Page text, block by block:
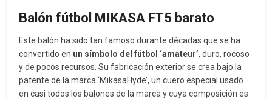
Balón fútbol MIKASA FT5 barato
Este balón ha sido tan famoso durante décadas que se ha
convertido en un símbolo del fútbol ‘amateur’, duro, rocoso
y de pocos recursos. Su fabricación exterior se crea bajo la
patente de la marca ‘MikasaHyde’, un cuero especial usado
en casi todos los balones de la marca y cuya composición es